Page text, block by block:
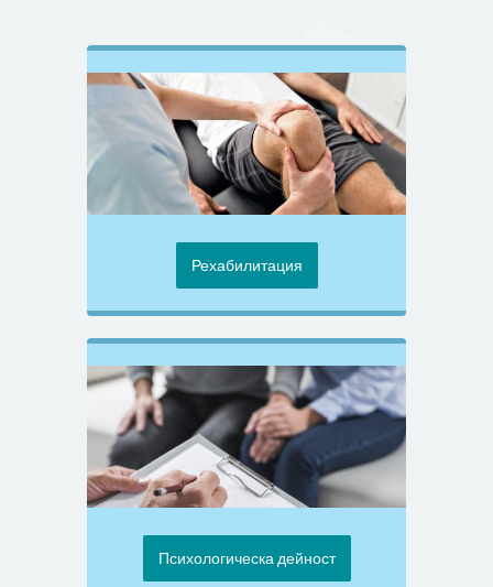
Рехабилитация
Психологическа дейност